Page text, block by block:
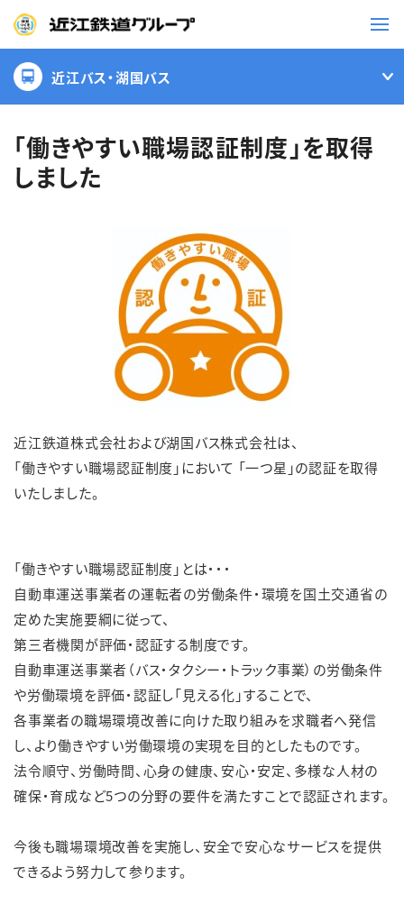
鉄道
バス
事業一覧
観光・イベント情報
企業情報
お問い合わせ一覧
English 簡体中文 繁体中文
近江バス・湖国バス
「働きやすい職場認証制度」を取得
しました
近江鉄道株式会社および湖国バス株式会社は、
「働きやすい職場認証制度」において 「一つ星」の認証を取得
いたしました。
「働きやすい職場認証制度」とは・・・
自動車運送事業者の運転者の労働条件・環境を国土交通省の
定めた実施要綱に従って、
第三者機関が評価・認証する制度です。
自動車運送事業者（バス・タクシー・トラック事業）の労働条件
や労働環境を評価・認証し「見える化」することで、
各事業者の職場環境改善に向けた取り組みを求職者へ発信
し、より働きやすい労働環境の実現を目的としたものです。
法令順守、労働時間、心身の健康、安心・安定、多様な人材の
確保・育成など5つの分野の要件を満たすことで認証されます。
今後も職場環境改善を実施し、安全で安心なサービスを提供
できるよう努力して参ります。